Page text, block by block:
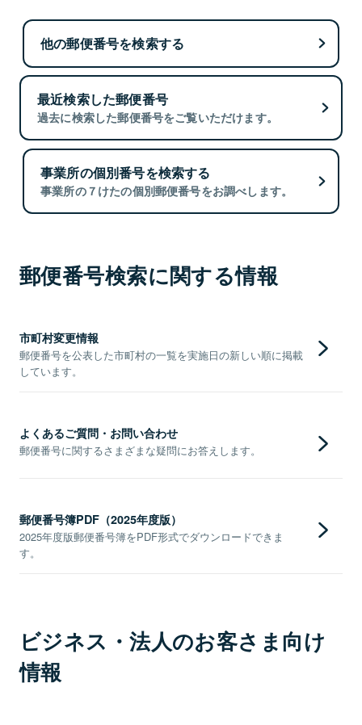
他の郵便番号を検索する
最近検索した郵便番号
過去に検索した郵便番号をご覧いただけます。
事業所の個別番号を検索する
事業所の７けたの個別郵便番号をお調べします。
郵便番号検索に関する情報
市町村変更情報
郵便番号を公表した市町村の一覧を実施日の新しい順に掲載
しています。
よくあるご質問・お問い合わせ
郵便番号に関するさまざまな疑問にお答えします。
郵便番号簿PDF（2025年度版）
2025年度版郵便番号簿をPDF形式でダウンロードできま
す。
ビジネス・法人のお客さま向け
情報